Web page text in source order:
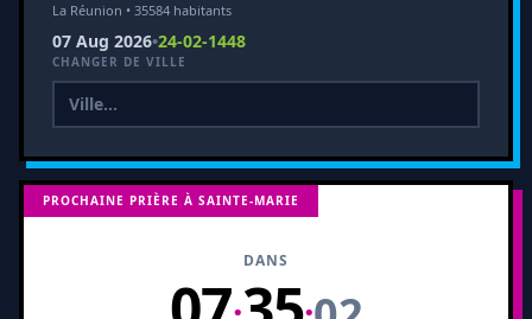
La Réunion • 35584 habitants
07 Aug 2026•24-02-1448
CHANGER DE VILLE
PROCHAINE PRIÈRE À SAINTE-MARIE
DANS